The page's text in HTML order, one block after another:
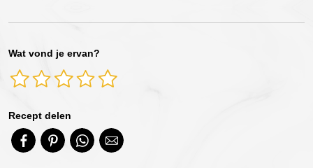
Wat vond je ervan?
Recept delen